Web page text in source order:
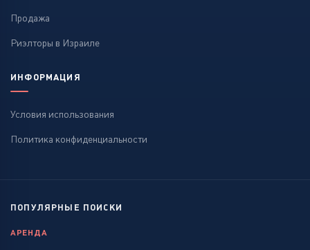
Продажа
Риэлторы в Израиле
ИНФОРМАЦИЯ
Условия использования
Политика конфиденциальности
ПОПУЛЯРНЫЕ ПОИСКИ
АРЕНДА